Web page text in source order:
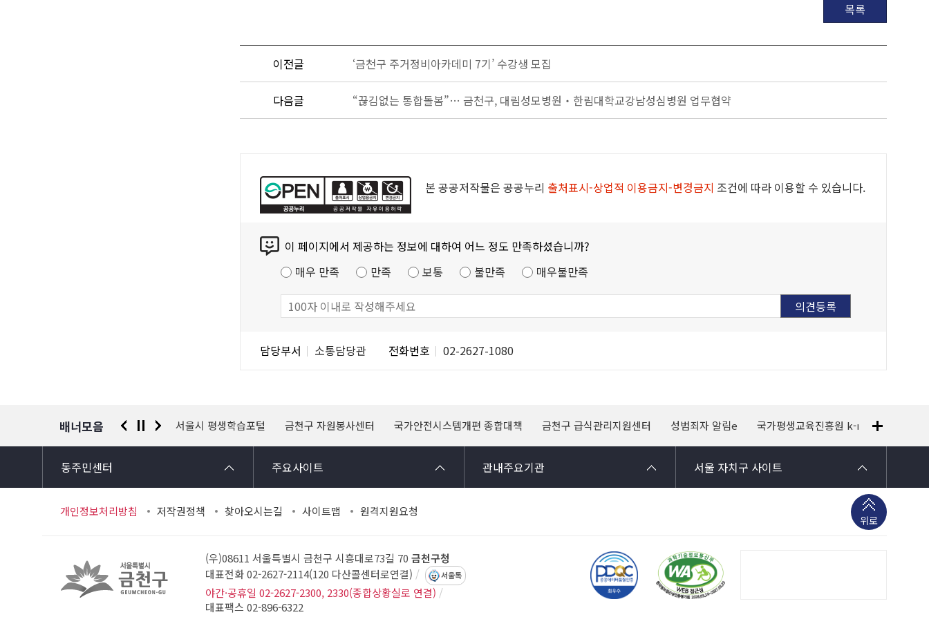
목록
이전글 ‘금천구 주거정비아카데미 7기’ 수강생 모집
다음글 “끊김없는 통합돌봄”… 금천구, 대림성모병원‧한림대학교강남성심병원 업무협약
본 공공저작물은 공공누리 출처표시-상업적 이용금지-변경금지 조건에 따라 이용할 수 있습니다.
이 페이지에서 제공하는 정보에 대하여 어느 정도 만족하셨습니까?
매우 만족
만족 보통 불만족 매우불만족
담당부서 소통담당관 전화번호 02-2627-1080
배너모음
경찰청 유실물 통합포털 서울시 평생학습포털 금천구 자원봉사센터 국가안전시스템개편 종합대책 금천구 급식관리지원센터 성범죄자 알림e 국가평생교육진흥원 k-mooc
동주민센터 주요사이트 관내주요기관 서울 자치구 사이트
개인정보처리방침 저작권정책 찾아오시는길 사이트맵 원격지원요청
위로
(우)08611 서울특별시 금천구 시흥대로73길 70 금천구청
대표전화 02-2627-2114(120 다산콜센터로연결) 서울톡
야간·공휴일 02-2627-2300, 2330(종합상황실로 연결)
대표팩스 02-896-6322